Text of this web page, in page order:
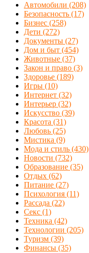
Автомобили (208)
Безопасность (17)
Бизнес (258)
Дети (272)
Документы (27)
Дом и быт (454)
Животные (37)
Закон и право (3)
Здоровье (189)
Игры (10)
Интернет (32)
Интерьер (32)
Искусство (39)
Красота (31)
Любовь (25)
Мистика (9)
Мода и стиль (430)
Новости (732)
Образование (35)
Отдых (62)
Питание (27)
Психология (11)
Рассада (22)
Секс (1)
Техника (42)
Технологии (205)
Туризм (39)
Финансы (35)